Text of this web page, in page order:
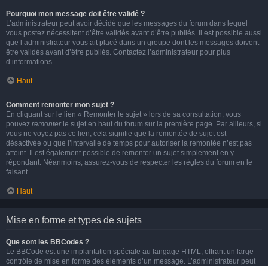
Pourquoi mon message doit être validé ?
L’administrateur peut avoir décidé que les messages du forum dans lequel
vous postez nécessitent d’être validés avant d’être publiés. Il est possible aussi
que l’administrateur vous ait placé dans un groupe dont les messages doivent
être validés avant d’être publiés. Contactez l’administrateur pour plus
d’informations.
Haut
Comment remonter mon sujet ?
En cliquant sur le lien « Remonter le sujet » lors de sa consultation, vous
pouvez remonterle sujet en haut du forum sur la première page. Par ailleurs, si
vous ne voyez pas ce lien, cela signifie que la remontée de sujet est
désactivée ou que l’intervalle de temps pour autoriser la remontée n’est pas
atteint. Il est également possible de remonter un sujet simplement en y
répondant. Néanmoins, assurez-vous de respecter les règles du forum en le
faisant.
Haut
Mise en forme et types de sujets
Que sont les BBCodes ?
Le BBCode est une implantation spéciale au langage HTML, offrant un large
contrôle de mise en forme des éléments d’un message. L’administrateur peut